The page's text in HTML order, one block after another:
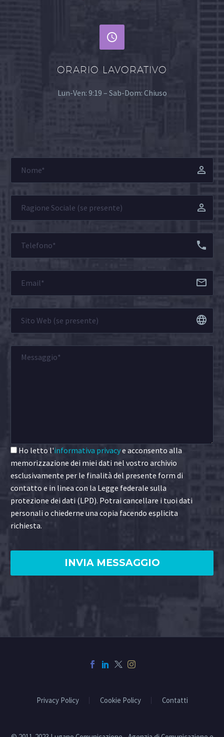


ORARIO LAVORATIVO
Lun-Ven: 9:19 – Sab-Dom: Chiuso
Ho letto l'informativa privacye acconsento alla
memorizzazione dei miei dati nel vostro archivio
esclusivamente per le finalità del presente form di
contatto e in linea con la Legge federale sulla
protezione dei dati (LPD). Potrai cancellare i tuoi dati
personali o chiederne una copia facendo esplicita
richiesta.
Privacy Policy Cookie Policy Contatti